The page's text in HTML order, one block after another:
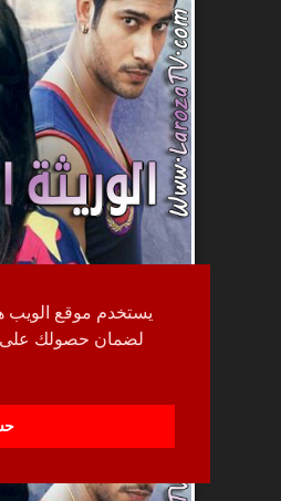
يستخدم موقع الويب
لضمان حصولك على